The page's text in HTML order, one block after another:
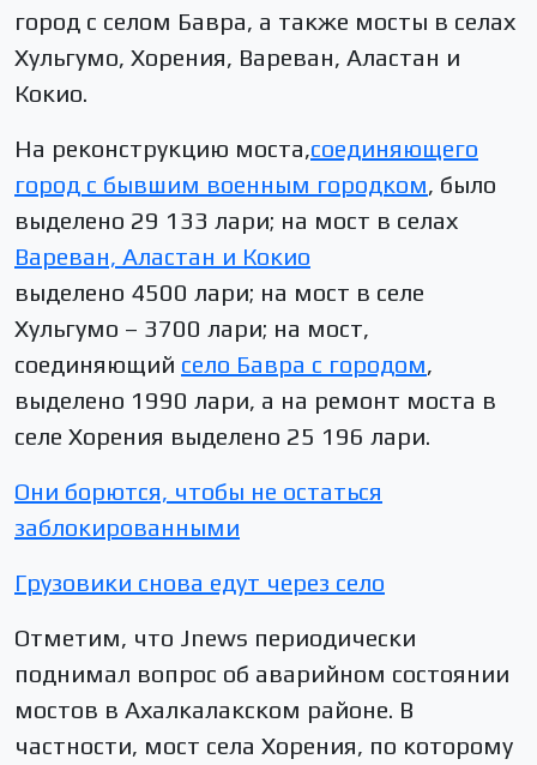
город с селом Бавра, а также мосты в селах
Хульгумо, Хорения, Вареван, Аластан и
Кокио.
На реконструкцию моста,соединяющего
город с бывшим военным городком, было
выделено 29 133 лари; на мост в селах
Вареван, Аластан и Кокио
выделено 4500 лари; на мост в селе
Хульгумо – 3700 лари; на мост,
соединяющий село Бавра с городом,
выделено 1990 лари, а на ремонт моста в
селе Хорения выделено 25 196 лари.
Они борются, чтобы не остаться
заблокированными
Грузовики снова едут через село
Отметим, что Jnews периодически
поднимал вопрос об аварийном состоянии
мостов в Ахалкалакском районе. В
частности, мост села Хорения, по которому